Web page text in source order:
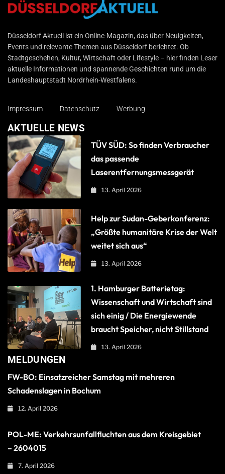
Düsseldorf Aktuell
Düsseldorf Aktuell ist ein Online-Magazin, das über Neuigkeiten,
Events und relevante Themen aus Düsseldorf berichtet. Ob
Stadtgeschehen, Kultur, Wirtschaft oder Lifestyle – hier finden Leser
aktuelle Informationen und spannende Geschichten rund um die
Landeshauptstadt Nordrhein-Westfalens.
Impressum Datenschutz Werbung
AKTUELLE NEWS
TÜV SÜD: So finden Verbraucher
das passende
Laserentfernungsmessgerät
13. April 2026
Help zur Sudan-Geberkonferenz:
„Größte humanitäre Krise der Welt
weitet sich aus“
13. April 2026
1. Hamburger Batterietag:
Wissenschaft und Wirtschaft sind
sich einig / Die Energiewende
braucht Speicher, nicht Stillstand
13. April 2026
MELDUNGEN
FW-BO: Einsatzreicher Samstag mit mehreren
Schadenslagen in Bochum
12. April 2026
POL-ME: Verkehrsunfallfluchten aus dem Kreisgebiet
– 2604015
7. April 2026